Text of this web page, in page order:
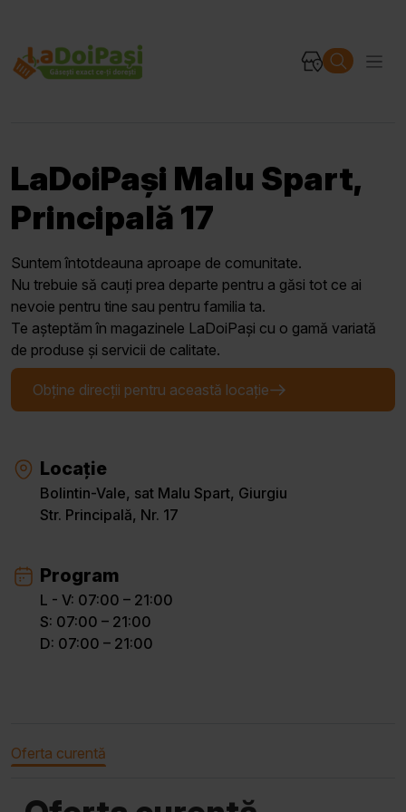
LaDoiPași Malu Spart,
Principală 17
Suntem întotdeauna aproape de comunitate.
Nu trebuie să cauți prea departe pentru a găsi tot ce ai
nevoie pentru tine sau pentru familia ta.
Te așteptăm în magazinele LaDoiPași cu o gamă variată
de produse și servicii de calitate.
Obține direcții pentru această locație
Locație
Bolintin-Vale, sat Malu Spart, Giurgiu
Str. Principală, Nr. 17
Program
L - V: 07:00 – 21:00
S: 07:00 – 21:00
D: 07:00 – 21:00
Oferta curentă